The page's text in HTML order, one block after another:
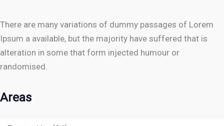
There are many variations of dummy passages of Lorem
Ipsum a available, but the majority have suffered that is
alteration in some that form injected humour or
randomised.
Areas